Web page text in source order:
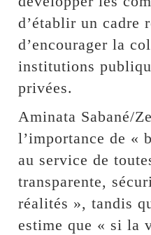
d’établir un cadre
d’encourager la
institutions
privées.
Aminata Sabané/
l’importance de «
au service de
transparente,
réalités », tandis
estime que « si la